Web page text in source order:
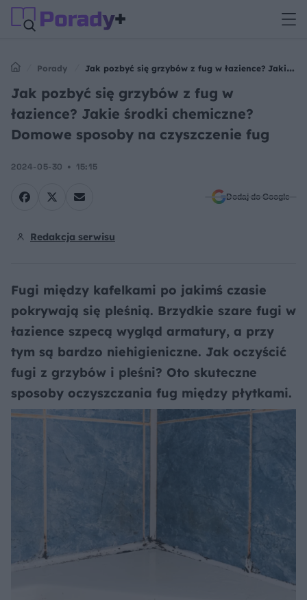
Porady
Jak pozbyć się grzybów z fug w łazience? Jakie
środki chemiczne? Domowe sposoby na czyszczenie fug
Jak pozbyć się grzybów z fug w
łazience? Jakie środki chemiczne?
Domowe sposoby na czyszczenie fug
2024-05-30 15:15
Dodaj do Google
Redakcja serwisu
Fugi między kafelkami po jakimś czasie
pokrywają się pleśnią. Brzydkie szare fugi w
łazience szpecą wygląd armatury, a przy
tym są bardzo niehigieniczne. Jak oczyścić
fugi z grzybów i pleśni? Oto skuteczne
sposoby oczyszczania fug między płytkami.